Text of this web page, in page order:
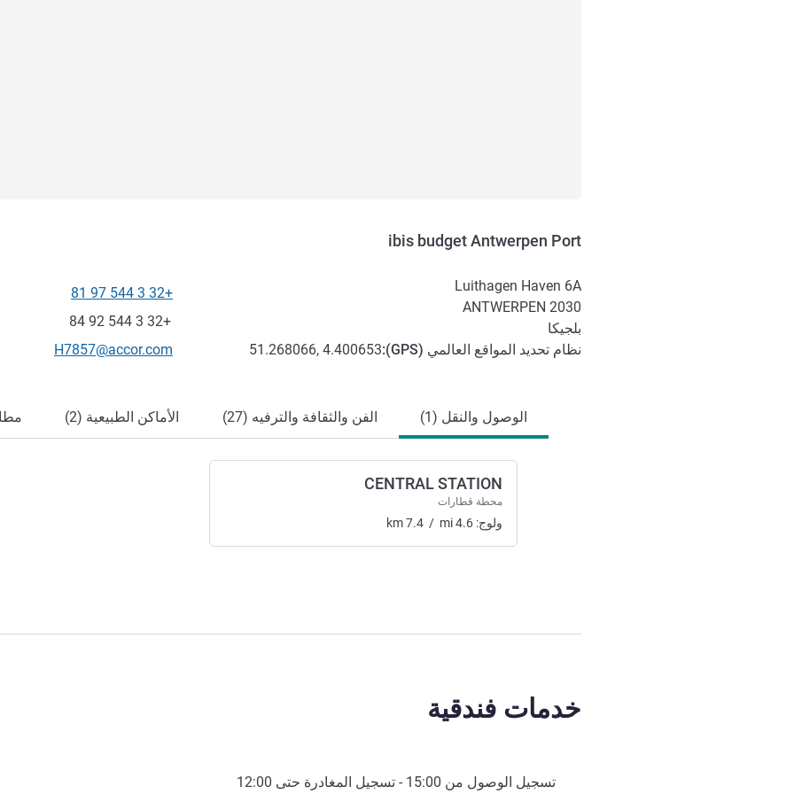
ibis budget Antwerpen Port
Luithagen Haven 6A
2030
ANTWERPEN
بلجيكا
نظام تحديد المواقع العالمي (GPS
):
51.268066, 4.400653
الهاتف
+32 3 544 97 81
فاكس
+32 3 544 92 84
تواصل معنا عبر البريد
H7857@accor.com
الوصول والنقل (1) الفن والثقافة والترفيه (27) الأماكن الطبيعية (2)
CENTRAL STATION
محطة قطارات
ولوج: km7.4 / mi4.6
خدمات فندقية
تسجيل الوصول من 15:00 - تسجيل المغادرة حتى 12:00